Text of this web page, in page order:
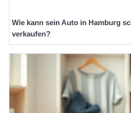
Wie kann sein Auto in Hamburg
verkaufen?